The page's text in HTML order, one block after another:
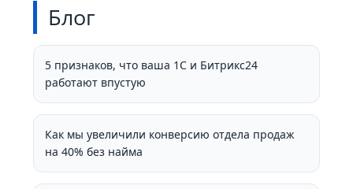
Блог
5 признаков, что ваша 1С и Битрикс24
работают впустую
Как мы увеличили конверсию отдела продаж
на 40% без найма